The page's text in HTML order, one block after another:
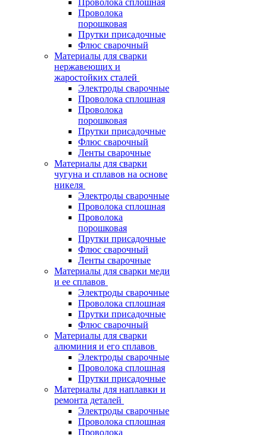
Проволока сплошная
Проволока
порошковая
Прутки присадочные
Флюс сварочный
Материалы для сварки
нержавеющих и
жаростойких сталей
Электроды сварочные
Проволока сплошная
Проволока
порошковая
Прутки присадочные
Флюс сварочный
Ленты сварочные
Материалы для сварки
чугуна и сплавов на основе
никеля
Электроды сварочные
Проволока сплошная
Проволока
порошковая
Прутки присадочные
Флюс сварочный
Ленты сварочные
Материалы для сварки меди
и ее сплавов
Электроды сварочные
Проволока сплошная
Прутки присадочные
Флюс сварочный
Материалы для сварки
алюминия и его сплавов
Электроды сварочные
Проволока сплошная
Прутки присадочные
Материалы для наплавки и
ремонта деталей
Электроды сварочные
Проволока сплошная
Проволока